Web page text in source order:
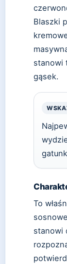
Blaszki
stanowi
gąsek.
To
stanowi